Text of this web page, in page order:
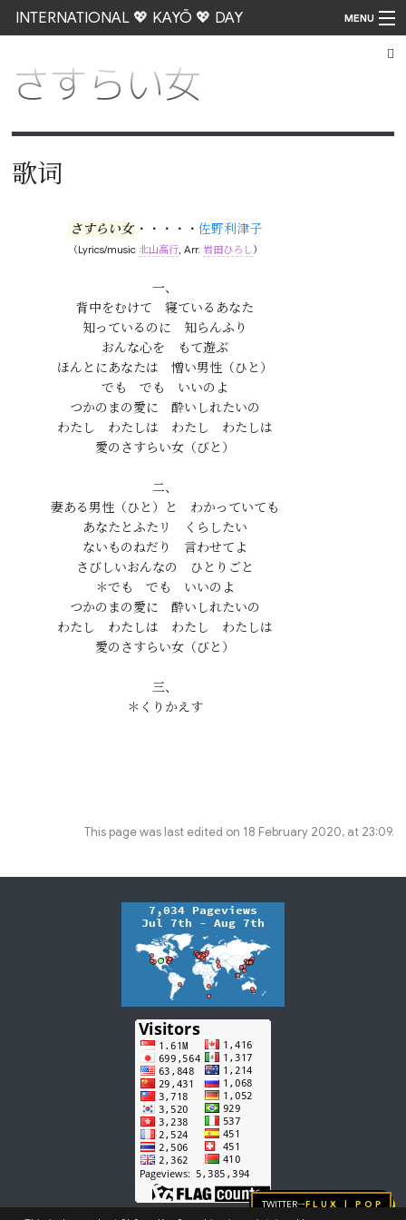
INTERNATIONAL 💖 KAYŌ 💖 DAY MENU
さすらい女
歌词
さすらい女 ・・・・・佐野利津子
（Lyrics/music 北山高行, Arr. 岩田ひろし）
一、
背中をむけて　寝ているあなた
知っているのに　知らんふり
おんな心を　もて遊ぶ
ほんとにあなたは　憎い男性（ひと）
でも　でも　いいのよ
つかのまの愛に　酔いしれたいの
わたし　わたしは　わたし　わたしは
愛のさすらい女（びと）
二、
妻ある男性（ひと）と　わかっていても
あなたとふたリ　くらしたい
ないものねだり　言わせてよ
さびしいおんなの　ひとりごと
＊でも　でも　いいのよ
つかのまの愛に　酔いしれたいの
わたし　わたしは　わたし　わたしは
愛のさすらい女（びと）
三、
＊くりかえす
This page was last edited on 18 February 2020, at 23:09.
Twitter→FLUX | pop